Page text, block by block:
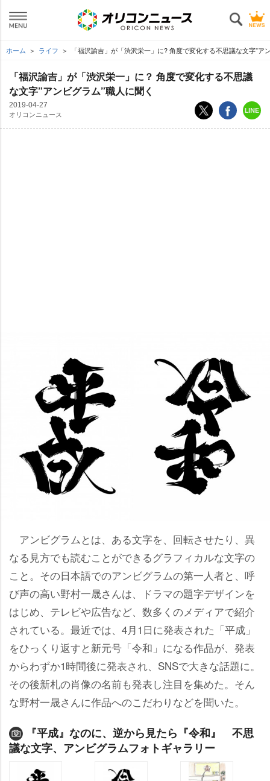
ホーム ライフ 「福沢諭吉」が「渋沢栄一」に? 角度で変化する不思議な文字”ア
「福沢諭吉」が「渋沢栄一」に？ 角度で変化する不思議
な文字”アンビグラム”職人に聞く
2019-04-27
オリコンニュース
アンビグラムとは、ある文字を、回転させたり、異
なる見方でも読むことができるグラフィカルな文字の
こと。その日本語でのアンビグラムの第一人者と、呼
び声の高い野村一晟さんは、ドラマの題字デザインを
はじめ、テレビや広告など、数多くのメディアで紹介
されている。最近では、4月1日に発表された「平成」
をひっくり返すと新元号「令和」になる作品が、発表
からわずか1時間後に発表され、SNSで大きな話題に。
その後新札の肖像の名前も発表し注目を集めた。そん
な野村一晟さんに作品へのこだわりなどを聞いた。
『平成』なのに、逆から見たら『令和』 不思
議な文字、アンビグラムフォトギャラリー